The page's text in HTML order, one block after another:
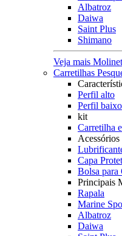
Albatroz
Daiwa
Saint Plus
Shimano
Veja mais
Carretilhas
Perfil alto
Perfil baixo
kit
Carretilha
Acessórios
Capa
Bolsa para
Principais
Rapala
Marine
Albatroz
Daiwa